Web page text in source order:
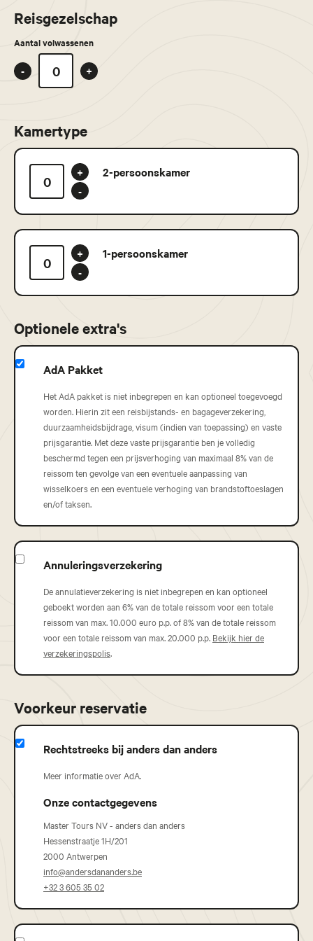
Reisgezelschap
Aantal volwassenen
- +
Kamertype
+
-
2-persoonskamer
+
-
1-persoonskamer
Optionele extra's
AdA Pakket
Het AdA pakket is niet inbegrepen en kan optioneel toegevoegd
worden. Hierin zit een reisbijstands- en bagageverzekering,
duurzaamheidsbijdrage, visum (indien van toepassing) en vaste
prijsgarantie. Met deze vaste prijsgarantie ben je volledig
beschermd tegen een prijsverhoging van maximaal 8% van de
reissom ten gevolge van een eventuele aanpassing van
wisselkoers en een eventuele verhoging van brandstoftoeslagen
en/of taksen.
Annuleringsverzekering
De annulatieverzekering is niet inbegrepen en kan optioneel
geboekt worden aan 6% van de totale reissom voor een totale
reissom van max. 10.000 euro p.p. of 8% van de totale reissom
voor een totale reissom van max. 20.000 p.p. Bekijk hier de
verzekeringspolis.
Voorkeur reservatie
Rechtstreeks bij anders dan anders
Meer informatie over AdA.
Onze contactgegevens
Master Tours NV - anders dan anders
Hessenstraatje 1H/201
2000 Antwerpen
info@andersdananders.be
+32 3 605 35 02